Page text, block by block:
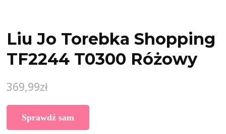
Liu Jo Torebka Shopping
TF2244 T0300 Różowy
369,99zł
Sprawdź sam